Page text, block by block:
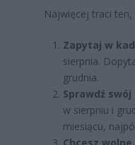
Najwięcej traci
Zapytaj w
sierpnia.
grudnia.
Sprawdź
w sierpniu i
miesiącu,